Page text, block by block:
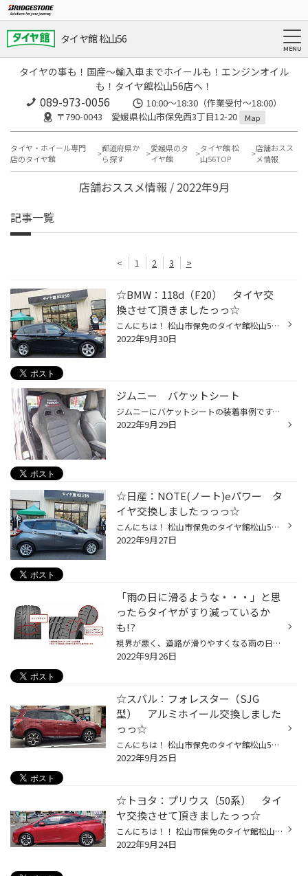
タイヤ館 松山56
タイヤの事も！国産～輸入車までホイールも！エンジンオイル
も！タイヤ館松山56店へ！
089-973-0056
10:00～18:30（作業受付～18:00）
〒790-0043 愛媛県松山市保免西3丁目12-20
Map
タイヤ・ホイール専門
店のタイヤ館
都道府県か
ら探す
愛媛県のタ
イヤ館
タイヤ館 松
山56TOP
店舗おスス
メ情報
店舗おススメ情報 / 2022年9月
記事一覧
< 1 2 3 >
☆BMW：118d（F20） タイヤ交
換させて頂きましたっっ☆
こんにちは！ 松山市保免のタイヤ館松山56店です♪ 本日は…タイヤ交換のご紹介です☆ ■車種：BMW 118ｄ（F20） ■タイヤ：ブリヂストンタイヤ TURANZA（トランザ）ER300RFT（ランフラット） 205/55R16 BMW 118ｄは、標準装着タイヤが特殊なタイヤが装着されております。 当社（ブリヂストン）では、『R...
2022年9月30日
ジムニー バケットシート
ジムニーにバケットシートの装着事例です。 シートは「タニグチ」と「ブリッド」の共同開発シート!! しっくりとくるホールド性は勿論の事、長時間のドライブでも腰に優しい設計のシートです。 後は、見た目がナイスですね（＾＾）
2022年9月29日
☆日産：NOTE(ノート)eパワー タ
イヤ交換しましたっっっ☆
こんにちは！ 松山市保免のタイヤ館松山56店です♪ 本日は…タイヤ交換作業のご紹介です☆ ■車種：日産 NOTE(ノート)eパワー ■タイヤ：ブリヂストンタイヤ ECOPIA(エコピア)NH200C 185/65R15 2022年2月新商品のエコピアNH200で交換させて頂きました！ ホイールも『キレイキレイ』させて頂きました♪ 燃...
2022年9月27日
「雨の日に滑るような・・・」と思
ったらタイヤがすり減っているか
も!?
視界が悪く、道路が滑りやすくなる雨の日の運転って、ちょっと憂鬱ですよね。ヒヤッとされた経験をお持ちの方も多いでしょうし、より一層注意しながら走ると疲れ方も違うと思います。 そんな雨の日もより快適にクルマで移動したいなら、やはりタイヤのコンディションが重要です。タイヤがすり減り、...
2022年9月26日
☆スバル：フォレスター（SJG
型） アルミホイール交換しました
っっ☆
こんにちは！ 松山市保免のタイヤ館松山56店です♪ 本日は…アルミホイール交換作業のご紹介です☆ ■車種：スバル フォレスター（SJG型） ～ビフォー⇒アフター～ ①横から… ↓↓↓↓↓↓↓↓↓↓↓↓↓↓↓↓↓↓↓↓↓↓↓↓↓↓↓↓↓↓↓↓↓↓↓↓↓↓↓↓↓↓↓↓↓↓↓↓↓↓↓↓↓↓↓↓↓↓↓↓↓↓↓↓↓↓↓↓↓↓↓↓↓↓↓↓↓↓↓↓↓ ②ホイール拡大… いい感じに見た目も変わ...
2022年9月25日
☆トヨタ：プリウス（50系） タイ
ヤ交換させて頂きましたっっ☆
こんにちは！！ 松山市保免のタイヤ館松山56店です♪ 本日は…タイヤ交換のご紹介です☆ ■車種：トヨタ プリウス（50系） ■タイヤ：ブリヂストンタイヤ REGNO（レグノ）GR-XⅡ 215/45R17 静粛性＆快適性に優れた、REGNO(レグノ)GR-XⅡで交換させて頂きました！ Ｋ様ありがとうございます！１週間後の点検...
2022年9月24日